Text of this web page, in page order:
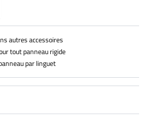
autres accessoires
tout panneau rigide
par linguet